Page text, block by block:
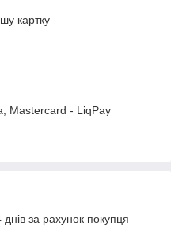
картку
Mastercard - LiqPay
за рахунок покупця